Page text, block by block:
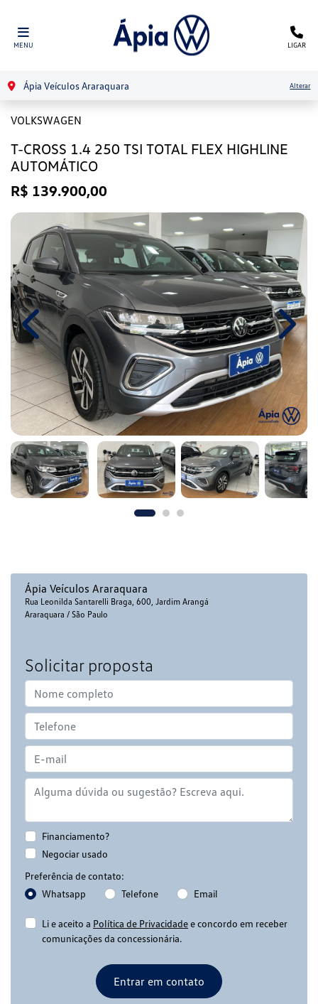
MENU LIGAR
Ápia Veículos Araraquara Alterar
VOLKSWAGEN
T-CROSS 1.4 250 TSI TOTAL FLEX HIGHLINE
AUTOMÁTICO
R$ 139.900,00
Previous Next
Ápia Veículos Araraquara
Rua Leonilda Santarelli Braga, 600, Jardim Arangá
Araraquara / São Paulo
Solicitar proposta
Financiamento?
Negociar usado
Preferência de contato:
Whatsapp
Telefone Email
Li e aceito a Política de Privacidadee concordo em receber
comunicações da concessionária.
Entrar em contato